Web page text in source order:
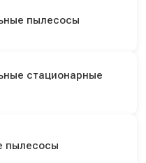
пылесосы
стационарные
пылесосы